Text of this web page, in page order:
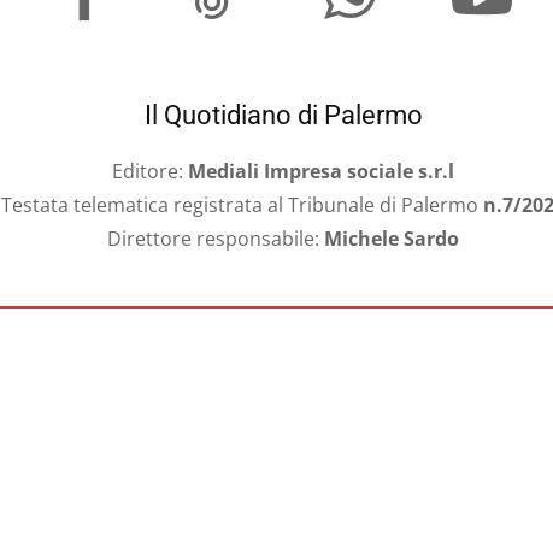
Il Quotidiano di Palermo
Editore: Mediali Impresa sociale s.r.l
Testata telematica registrata al Tribunale di Palermo n.7/
Direttore responsabile: Michele Sardo